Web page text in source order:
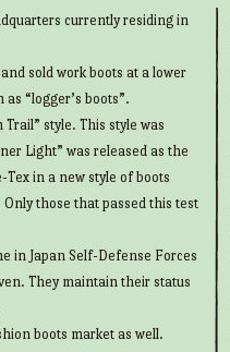
currently residing in
sold work boots at a lower
“logger’s boots”.
style. This style was
Light” was released as the
in a new style of boots
those that passed this test
in Japan Self-Defense Forces
They maintain their status
boots market as well.